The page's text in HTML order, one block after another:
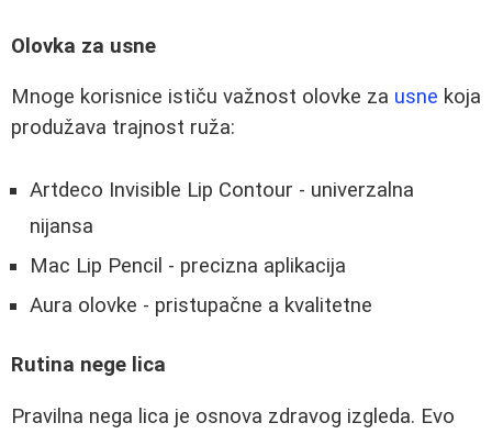
Olovka za usne
Mnoge korisnice ističu važnost olovke za usne koja
produžava trajnost ruža:
Artdeco Invisible Lip Contour - univerzalna
nijansa
Mac Lip Pencil - precizna aplikacija
Aura olovke - pristupačne a kvalitetne
Rutina nege lica
Pravilna nega lica je osnova zdravog izgleda. Evo